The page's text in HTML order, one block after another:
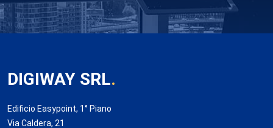
DIGIWAY SRL.
Edificio Easypoint, 1° Piano
Via Caldera, 21